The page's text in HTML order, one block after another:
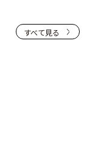
すべて見る